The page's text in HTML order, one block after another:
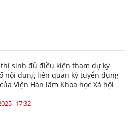
sinh đủ điều kiện tham dự kỳ
nội dung liên quan kỳ tuyển dụng
Viện Hàn lâm Khoa học Xã hội
17:32